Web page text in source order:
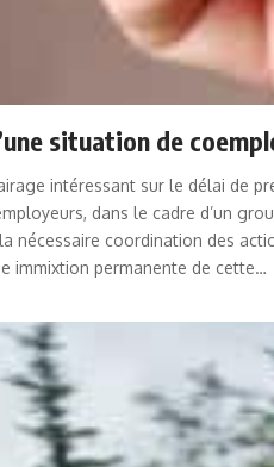
situation de
intéressant sur le délai de
dans le cadre d’un
nécessaire coordination des
immixtion permanente de cette…